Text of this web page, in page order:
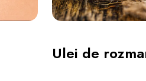
Ulei de